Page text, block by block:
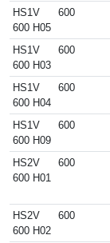
HS1V
600 H05
600
HS1V
600 H03
600
HS1V
600 H04
600
HS1V
600 H09
600
HS2V
600 H01
600
HS2V
600 H02
600